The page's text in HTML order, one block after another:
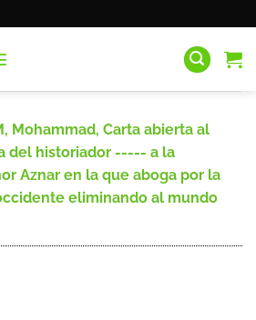
Mohammad, Carta abierta al
del historiador ----- a la
Aznar en la que aboga por la
eliminando al mundo